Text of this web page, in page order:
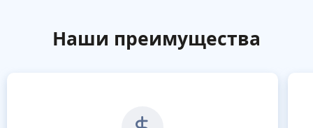
Наши преимущества